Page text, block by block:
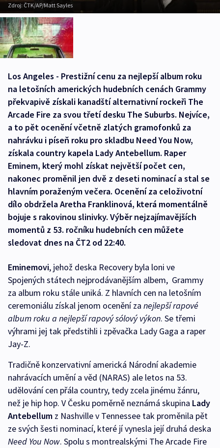
Zdroj: ČTK/AP/Matt Sayles
Los Angeles - Prestižní cenu za nejlepší album roku
na letošních amerických hudebních cenách Grammy
překvapivě získali kanadští alternativní rockeři The
Arcade Fire za svou třetí desku The Suburbs. Nejvíce,
a to pět ocenění včetně zlatých gramofonků za
nahrávku i píseň roku pro skladbu Need You Now,
získala country kapela Lady Antebellum. Raper
Eminem, který mohl získat největší počet cen,
nakonec proměnil jen dvě z deseti nominací a stal se
hlavním poraženým večera. Ocenění za celoživotní
dílo obdržela Aretha Franklinová, která momentálně
bojuje s rakovinou slinivky. Výběr nejzajímavějších
momentů z 53. ročníku hudebních cen můžete
sledovat dnes na ČT2 od 22:40.
Eminemovi, jehož deska Recovery byla loni ve
Spojených státech nejprodávanějším albem, Grammy
za album roku stále uniká. Z hlavních cen na letošním
ceremoniálu získal jenom ocenění za nejlepší rapové
album roku a nejlepší rapový sólový výkon. Se třemi
výhrami jej tak předstihli i zpěvačka Lady Gaga a raper
Jay-Z.
Tradičně konzervativní americká Národní akademie
nahrávacích umění a věd (NARAS) ale letos na 53.
udělování cen přála country, tedy zcela jinému žánru,
než je hip hop. V Česku poměrně neznámá skupina Lady
Antebellum z Nashville v Tennessee tak proměnila pět
ze svých šesti nominací, které jí vynesla její druhá deska
Need You Now. Spolu s montrealskými The Arcade Fire